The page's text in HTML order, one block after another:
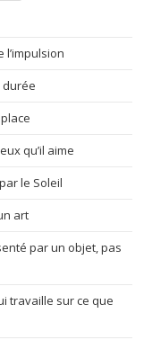
l’impulsion
durée
qu’il aime
le Soleil
art
par un objet, pas
travaille sur ce que